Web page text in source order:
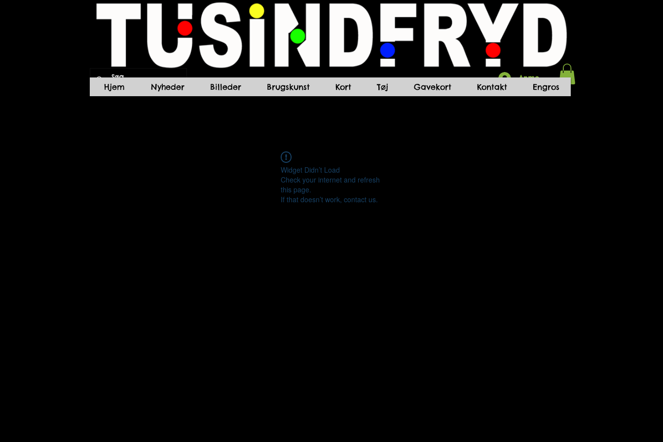
Anmelden
Widget Didn’t Load
Check your internet and refresh
this page.
If that doesn’t work, contact us.
Hjem Nyheder Billeder Brugskunst Kort Tøj Gavekort Kontakt Engros